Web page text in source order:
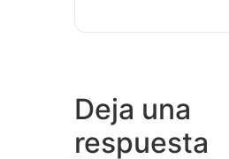
Deja una
respuesta